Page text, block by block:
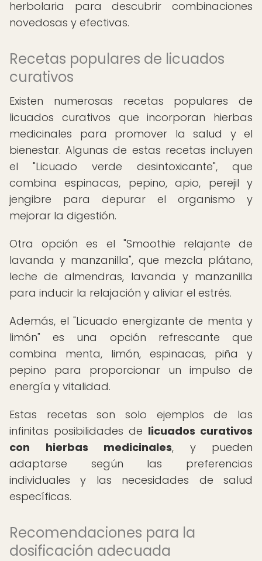
herbolaria para descubrir combinaciones
novedosas y efectivas.
Recetas populares de licuados
curativos
Existen numerosas recetas populares de
licuados curativos que incorporan hierbas
medicinales para promover la salud y el
bienestar. Algunas de estas recetas incluyen
el "Licuado verde desintoxicante", que
combina espinacas, pepino, apio, perejil y
jengibre para depurar el organismo y
mejorar la digestión.
Otra opción es el "Smoothie relajante de
lavanda y manzanilla", que mezcla plátano,
leche de almendras, lavanda y manzanilla
para inducir la relajación y aliviar el estrés.
Además, el "Licuado energizante de menta y
limón" es una opción refrescante que
combina menta, limón, espinacas, piña y
pepino para proporcionar un impulso de
energía y vitalidad.
Estas recetas son solo ejemplos de las
infinitas posibilidades de licuados curativos
con hierbas medicinales, y pueden
adaptarse según las preferencias
individuales y las necesidades de salud
específicas.
Recomendaciones para la
dosificación adecuada